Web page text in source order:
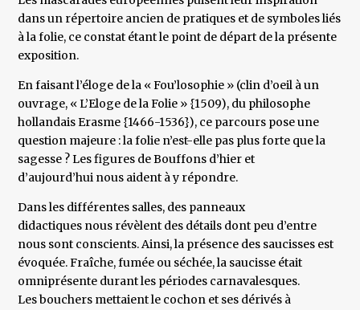
dans un répertoire ancien de pratiques et de symboles liés
à la folie, ce constat étant le point de départ de la présente
exposition.
En faisant l’éloge de la « Fou’losophie » (clin d’oeil à un
ouvrage, « L’Eloge de la Folie » {1509), du philosophe
hollandais Erasme {1466-1536}), ce parcours pose une
question majeure : la folie n’est-elle pas plus forte que la
sagesse ? Les figures de Bouffons d’hier et
d’aujourd’hui nous aident à y répondre.
Dans les différentes salles, des panneaux
didactiques nous révèlent des détails dont peu d’entre
nous sont conscients. Ainsi, la présence des saucisses est
évoquée. Fraîche, fumée ou séchée, la saucisse était
omniprésente durant les périodes carnavalesques.
Les bouchers mettaient le cochon et ses dérivés à